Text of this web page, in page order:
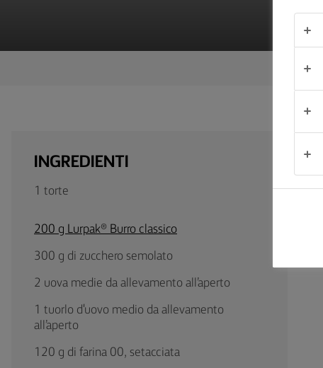
INGREDIENTI
1 torte
200 g Lurpak® Burro classico
300 g di zucchero semolato
2 uova medie da allevamento all’aperto
1 tuorlo d'uovo medio da allevamento
all’aperto
120 g di farina 00, setacciata